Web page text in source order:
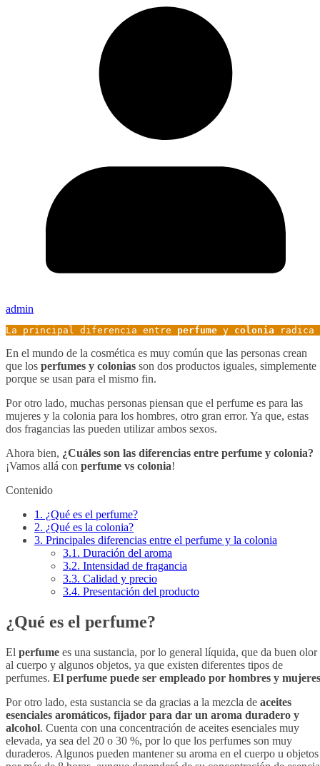
admin
La principal diferencia entre perfume y colonia radica
En el mundo de la cosmética es muy común que las personas crean
que los perfumes y colonias son dos productos iguales, simplemente
porque se usan para el mismo fin.
Por otro lado, muchas personas piensan que el perfume es para las
mujeres y la colonia para los hombres, otro gran error. Ya que, estas
dos fragancias las pueden utilizar ambos sexos.
Ahora bien, ¿Cuáles son las diferencias entre perfume y colonia?
¡Vamos allá con perfume vs colonia!
Contenido
1. ¿Qué es el perfume?
2. ¿Qué es la colonia?
3. Principales diferencias entre el perfume y la colonia
3.1. Duración del aroma
3.2. Intensidad de fragancia
3.3. Calidad y precio
3.4. Presentación del producto
¿Qué es el perfume?
El perfume es una sustancia, por lo general líquida, que da buen olor
al cuerpo y algunos objetos, ya que existen diferentes tipos de
perfumes. El perfume puede ser empleado por hombres y
Por otro lado, esta sustancia se da gracias a la mezcla de aceites
esenciales aromáticos, fijador para dar un aroma duradero y
alcohol. Cuenta con una concentración de aceites esenciales muy
elevada, ya sea del 20 o 30 %, por lo que los perfumes son muy
duraderos. Algunos pueden mantener su aroma en el cuerpo u objetos